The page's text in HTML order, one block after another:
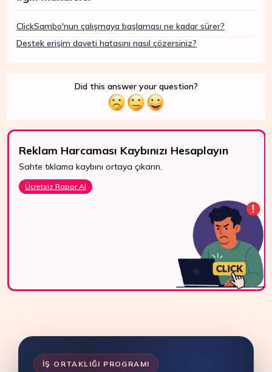
ClickSambo'nun çalışmaya başlaması ne kadar sürer?
Destek erişim daveti hatasını nasıl çözersiniz?
Did this answer your question?
Reklam Harcaması Kaybınızı Hesaplayın
Sahte tıklama kaybını ortaya çıkarın.
Ücretsiz Rapor Al
7/24 Destek
WhatsApp, canlı
İŞ ORTAKLIĞI PROGRAMI